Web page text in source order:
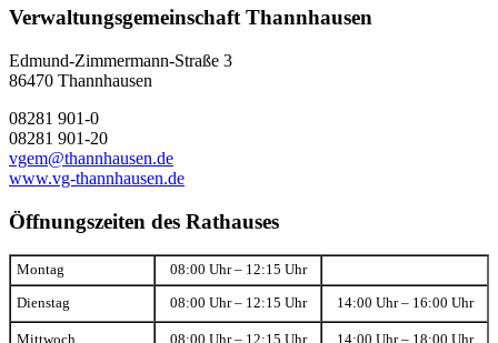
Verwaltungsgemeinschaft Thannhausen
Edmund-Zimmermann-Straße 3
86470 Thannhausen
08281 901-0
08281 901-20
vgem@thannhausen.de
www.vg-thannhausen.de
Öffnungszeiten des Rathauses
Montag 08:00 Uhr – 12:15 Uhr
Dienstag 08:00 Uhr – 12:15 Uhr 14:00 Uhr – 16:00 Uhr